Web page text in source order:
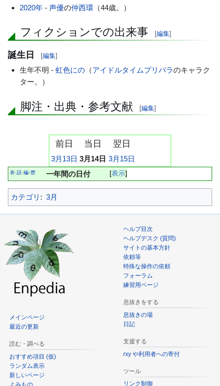
2020年 -声優の仲西環 （44歳。）
フィクションでの出来事 [編集]
誕生日 [編集]
生年不明 -虹色にの （アイドルタイムプリパラのキャラク
ター。）
脚注・出典・参考文献 [編集]
前日 当日 翌日
3月13日 3月14日 3月15日
表示
表･話･編･ 歴 一年間の日付
カテゴリ : 3月
メインページ
最近の更新
読む・調べる
おすすめ項目 (仮)
ランダム表示
新しいページ
よみもの
ヘルプ目次
ヘルプデスク (質問)
サイトの基本方針
依頼等
特殊な操作の依頼
フォーラム
練習用ページ
息抜きをする
息抜きの場
日記
支援する
rxy や利用者への寄付
ツール
リンク制御